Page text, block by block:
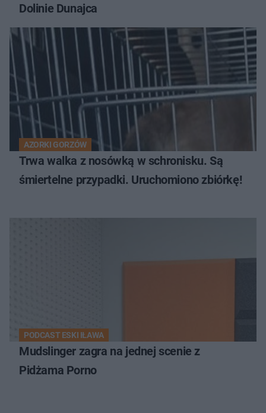
Dolinie Dunajca
AZORKI GORZÓW
Trwa walka z nosówką w schronisku. Są
śmiertelne przypadki. Uruchomiono zbiórkę!
PODCAST ESKI IŁAWA
Mudslinger zagra na jednej scenie z
Pidżama Porno